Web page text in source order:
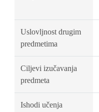
Uslovljnost drugim
predmetima
Ciljevi izučavanja
predmeta
Ishodi učenja